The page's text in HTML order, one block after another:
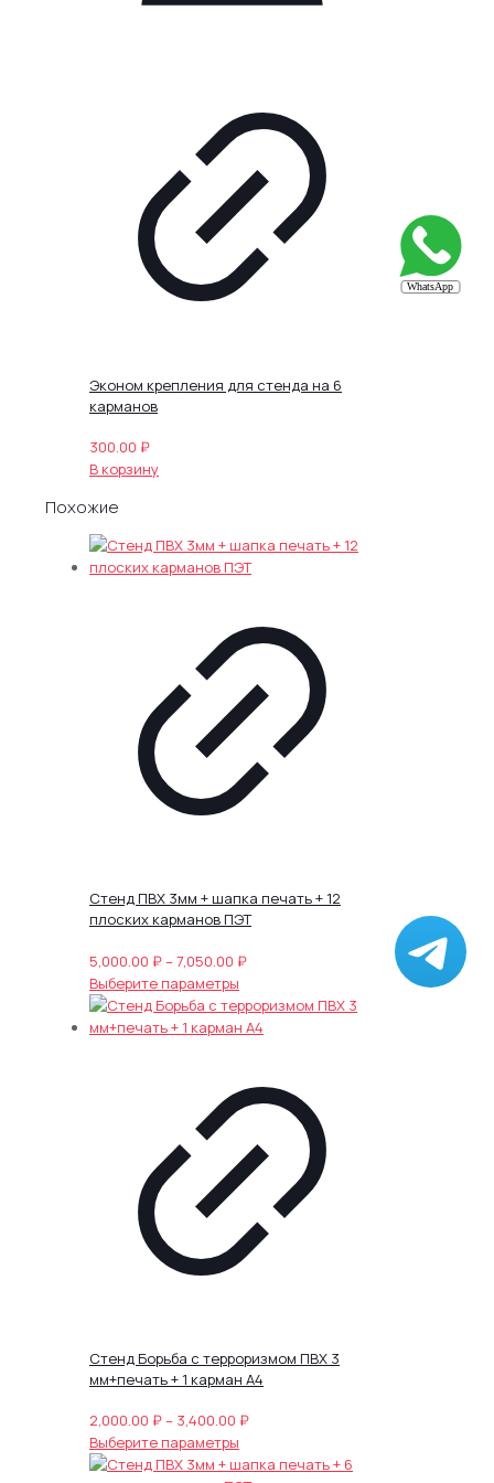
Эконом крепления для стенда на 6
карманов
300.00 ₽
В корзину
Похожие
Стенд ПВХ 3мм + шапка печать + 12
плоских карманов ПЭТ
5,000.00 ₽–7,050.00 ₽Диапазон
5,000.00 ₽
–
Выберите параметры
товар
имеет
Опции
можно
на
странице
товара.
Стенд Борьба с терроризмом ПВХ 3
мм+печать + 1 карман А4
2,000.00 ₽– 3,400.00 ₽Диапазон
2,000.00 ₽
Выберите параметры
товар